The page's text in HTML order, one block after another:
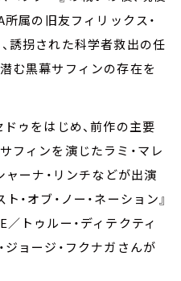
属の旧友フィリックス・
誘拐された科学者救出の任
む黒幕サフィンの存在を
ドゥをはじめ、前作の主要
フィンを演じたラミ・マレ
ャーナ・リンチなどが出演
・オブ・ノー・ネーション』
トゥルー・ディテクティ
ジョージ・フクナガさんが